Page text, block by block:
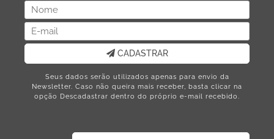
CADASTRAR
Seus dados serão utilizados apenas para envio da
Newsletter. Caso não queira mais receber, basta clicar na
opção Descadastrar dentro do próprio e-mail recebido.